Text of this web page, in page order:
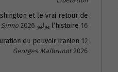
et le vrai retour de
l’histoire 16 يوليو 2026
du pouvoir iranien
2026
Georges Malbrunot